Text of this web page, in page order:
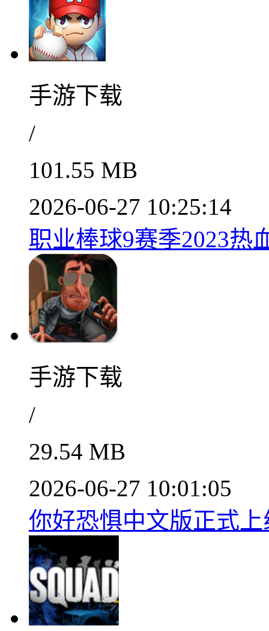
手游下载
/
101.55 MB
2026-06-27 10:25:14
职业棒球9赛季2023热
手游下载
/
29.54 MB
2026-06-27 10:01:05
你好恐惧中文版正式